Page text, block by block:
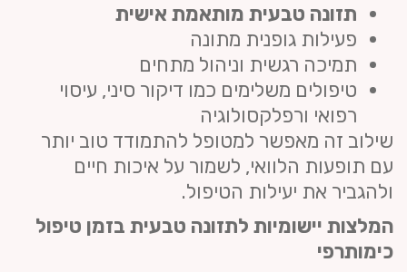
תזונה טבעית מותאמת אישית
פעילות גופנית מתונה
תמיכה רגשית וניהול מתחים
טיפולים משלימים כמו דיקור סיני, עיסוי
רפואי ורפלקסולוגיה
שילוב זה מאפשר למטופל להתמודד טוב יותר
עם תופעות הלוואי, לשמור על איכות חיים
ולהגביר את יעילות הטיפול.
המלצות יישומיות לתזונה טבעית בזמן טיפול
כימותרפי